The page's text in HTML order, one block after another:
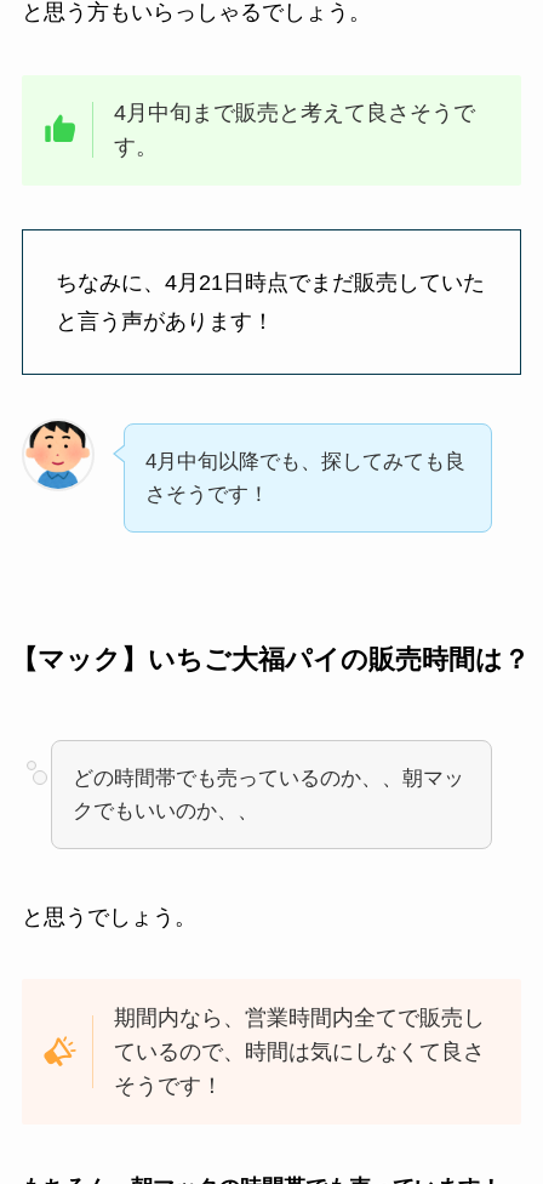
と思う方もいらっしゃるでしょう。
4月中旬まで販売と考えて良さそうで
す。
ちなみに、4月21日時点でまだ販売していた
と言う声があります！
4月中旬以降でも、探してみても良
さそうです！
【マック】いちご大福パイの販売時間は？
どの時間帯でも売っているのか、、朝マッ
クでもいいのか、、
と思うでしょう。
期間内なら、営業時間内全てで販売し
ているので、時間は気にしなくて良さ
そうです！